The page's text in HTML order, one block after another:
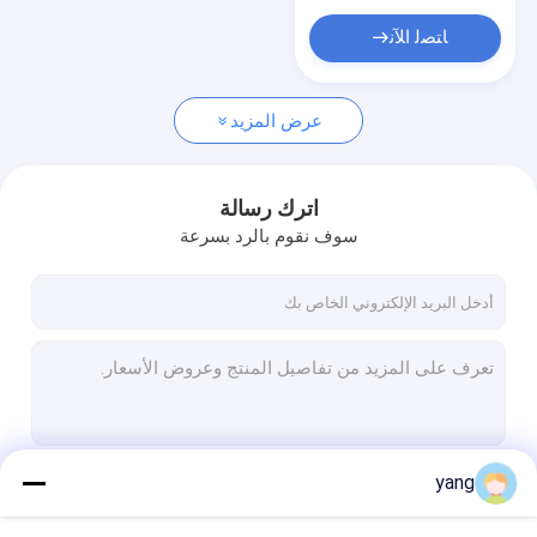
ﺎﺘﺼﻟ ﺍﻶﻧ
عرض المزيد
اترك رسالة
سوف نقوم بالرد بسرعة
yang